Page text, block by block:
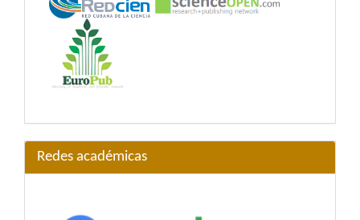
Redes académicas